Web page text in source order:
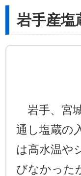
岩手産塩
岩手、宮
通し塩蔵の
は高水温や
びなかった